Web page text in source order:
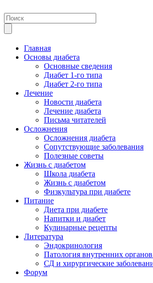
Главная
Основы диабета
Основные сведения
Диабет 1-го типа
Диабет 2-го типа
Лечение
Новости диабета
Лечение диабета
Письма читателей
Осложнения
Осложнения диабета
Сопутствующие заболевания
Полезные советы
Жизнь с диабетом
Школа диабета
Жизнь с диабетом
Физкультура при диабете
Питание
Диета при диабете
Напитки и диабет
Кулинарные рецепты
Литература
Эндокринология
Патология внутренних
СД и хирургические
Форум